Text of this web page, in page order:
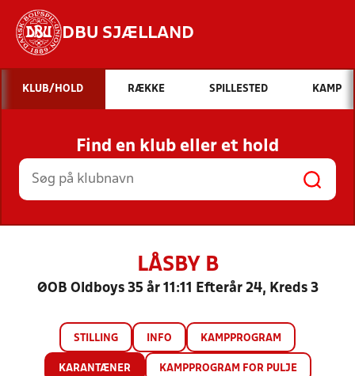
DBU SJÆLLAND
Hvad vil du søge efter?
INDHOLD OG NYHEDER
STILLINGER, RESULTATER, KLUBBER OG
HOLD
KLUB/HOLD RÆKKE SPILLESTED KAMP
Find en klub eller et hold
LÅSBY B
ØOB Oldboys 35 år 11:11 Efterår 24, Kreds 3
STILLING INFO KAMPPROGRAM
KARANTÆNER KAMPPROGRAM FOR PULJE